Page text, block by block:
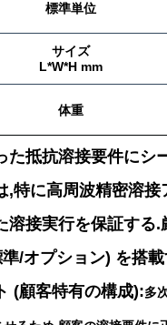
標準単位
サイズ
L*W*H mm
体重
た抵抗溶接要件に
,特に高周波精密溶
溶接実行を保証す
/オプション) を搭
(顧客特有の構成):多